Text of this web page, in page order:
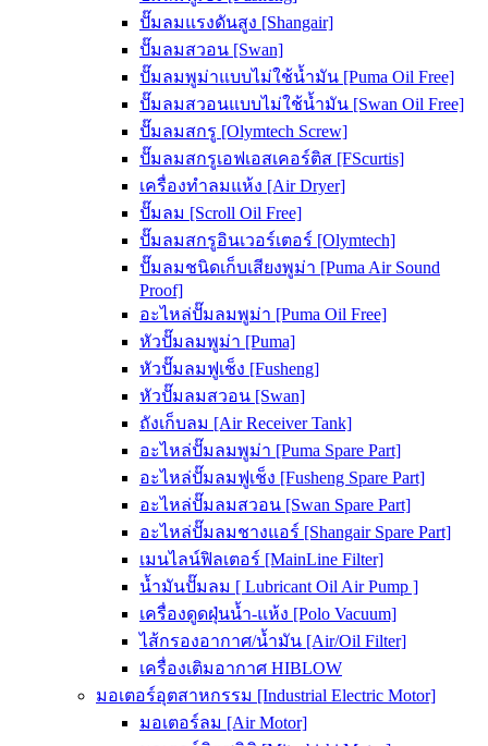
ปั๊มลมแรงดันสูง [Shangair]
ปั๊มลมสวอน [Swan]
ปั๊มลมพูม่าแบบไม่ใช้น้ำมัน [Puma Oil Free]
ปั๊มลมสวอนแบบไม่ใช้น้ำมัน [Swan Oil Free]
ปั๊มลมสกรู [Olymtech Screw]
ปั๊มลมสกรูเอฟเอสเคอร์ติส [FScurtis]
เครื่องทำลมแห้ง [Air Dryer]
ปั๊มลม [Scroll Oil Free]
ปั๊มลมสกรูอินเวอร์เตอร์ [Olymtech]
ปั๊มลมชนิดเก็บเสียงพูม่า [Puma Air Sound
Proof]
อะไหล่ปั๊มลมพูม่า [Puma Oil Free]
หัวปั๊มลมพูม่า [Puma]
หัวปั๊มลมฟูเช็ง [Fusheng]
หัวปั๊มลมสวอน [Swan]
ถังเก็บลม [Air Receiver Tank]
อะไหล่ปั๊มลมพูม่า [Puma Spare Part]
อะไหล่ปั๊มลมฟูเช็ง [Fusheng Spare Part]
อะไหล่ปั๊มลมสวอน [Swan Spare Part]
อะไหล่ปั๊มลมชางแอร์ [Shangair Spare Part]
เมนไลน์ฟิลเตอร์ [MainLine Filter]
น้ำมันปั๊มลม [ Lubricant Oil Air Pump ]
เครื่องดูดฝุ่นน้ำ-แห้ง [Polo Vacuum]
ไส้กรองอากาศ/น้ำมัน [Air/Oil Filter]
เครื่องเติมอากาศ HIBLOW
มอเตอร์อุตสาหกรรม [Industrial Electric Motor]
มอเตอร์ลม [Air Motor]